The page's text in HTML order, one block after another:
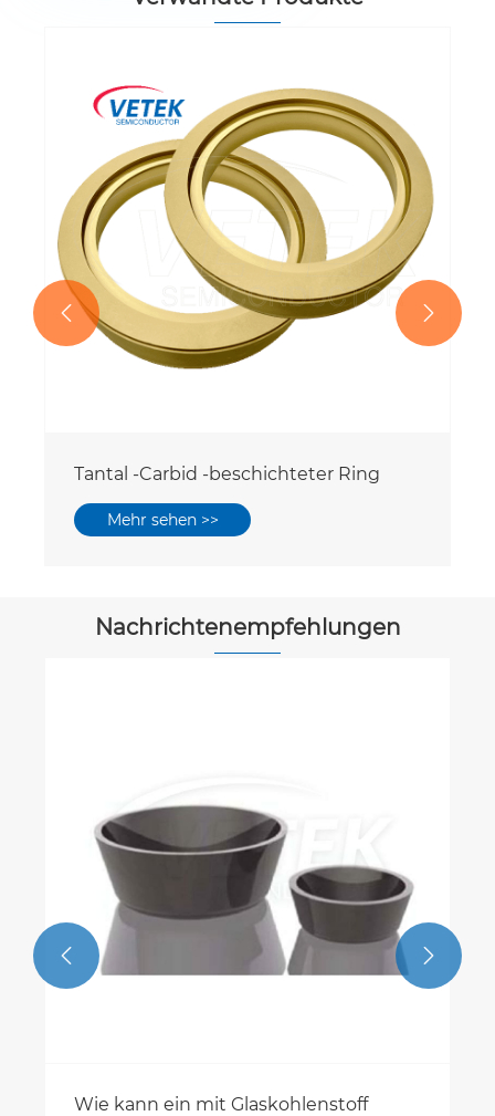
Tantal -Carbid -beschichteter Ring
Mehr sehen >>
 
Nachrichtenempfehlungen
Wie kann ein mit Glaskohlenstoff
 